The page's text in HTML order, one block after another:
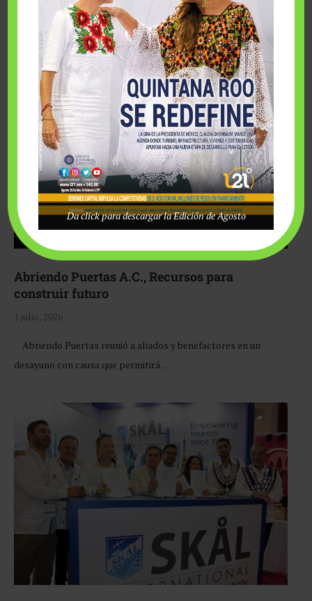
Fairmont Mayakoba y Make-A-Wish México unieron
esfuerzos para hacer realidad el deseo de una …
Abriendo Puertas A.C., Recursos para
construir futuro
1 julio, 2026
Abriendo Puertas reunió a aliados y benefactores en un
desayuno con causa que permitirá …
Da click para descargar la Edición de Agosto